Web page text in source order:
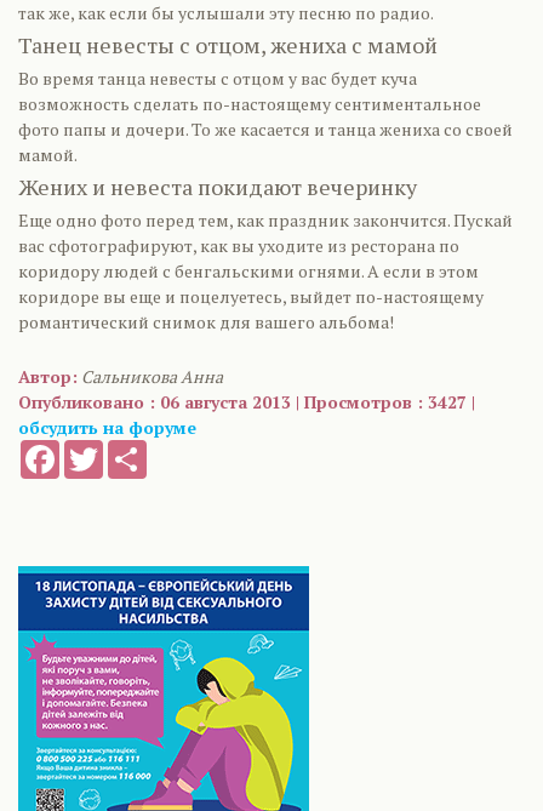
так же, как если бы услышали эту песню по радио.
Танец невесты с отцом, жениха с мамой
Во время танца невесты с отцом у вас будет куча
возможность сделать по-настоящему сентиментальное
фото папы и дочери. То же касается и танца жениха со своей
мамой.
Жених и невеста покидают вечеринку
Еще одно фото перед тем, как праздник закончится. Пускай
вас сфотографируют, как вы уходите из ресторана по
коридору людей с бенгальскими огнями. А если в этом
коридоре вы еще и поцелуетесь, выйдет по-настоящему
романтический снимок для вашего альбома!
Автор: Сальникова Анна
Опубликовано : 06 августа 2013 | Просмотров : 3427 |
обсудить на форуме
FacebookTwitter